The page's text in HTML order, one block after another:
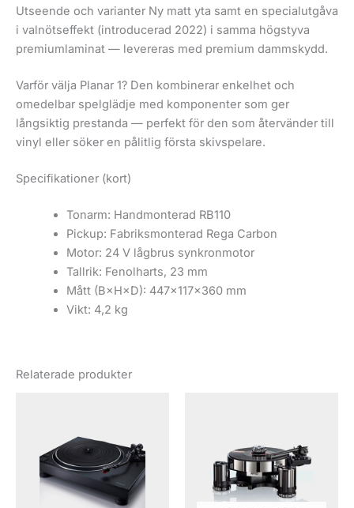
Utseende och varianter Ny matt yta samt en specialutgåva
i valnötseffekt (introducerad 2022) i samma högstyva
premiumlaminat — levereras med premium dammskydd.
Varför välja Planar 1? Den kombinerar enkelhet och
omedelbar spelglädje med komponenter som ger
långsiktig prestanda — perfekt för den som återvänder till
vinyl eller söker en pålitlig första skivspelare.
Specifikationer (kort)
Tonarm: Handmonterad RB110
Pickup: Fabriksmonterad Rega Carbon
Motor: 24 V lågbrus synkronmotor
Tallrik: Fenolharts, 23 mm
Mått (B×H×D): 447×117×360 mm
Vikt: 4,2 kg
Relaterade produkter